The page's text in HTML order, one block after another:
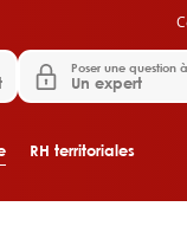
RH territoriales
Poser une question à
Un expert